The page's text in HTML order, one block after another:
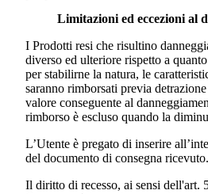
Limitazioni ed eccezioni al
I Prodotti resi che risultino
diverso ed ulteriore rispetto a
per stabilirne la natura, le
saranno rimborsati previa
valore conseguente al
rimborso è escluso quando la
L’Utente è pregato di inserire
del documento di consegna ricevuto.
Il diritto di recesso, ai sensi dell'art.